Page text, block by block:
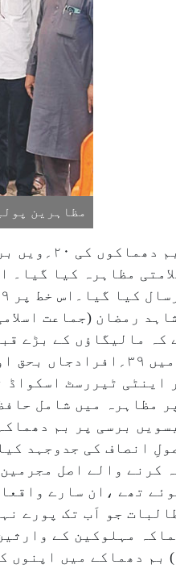
مظاہرین
شب برأت
مظاہرہ کیا
رمضان (جماعت
اینٹی ٹیررسٹ اسکواڈ
مظاہرہ میں شامل
برسی پر بم
انصاف کی جدوجہد
کرنے والے اصل
تھے ،ان سارے
جو اَب تک پورے
اضافہ۔(۳) بم دھماکے میں